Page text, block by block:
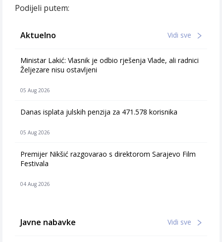
Podijeli putem:
Aktuelno Vidi sve
Ministar Lakić: Vlasnik je odbio rješenja Vlade, ali radnici
Željezare nisu ostavljeni
05 Aug 2026
Danas isplata julskih penzija za 471.578 korisnika
05 Aug 2026
Premijer Nikšić razgovarao s direktorom Sarajevo Film
Festivala
04 Aug 2026
Javne nabavke Vidi sve